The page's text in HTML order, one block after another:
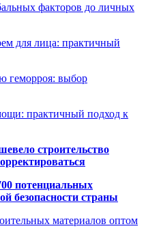
факторов до личных
для лица: практичный
геморроя: выбор
практичный подход к
строительство
потенциальных
безопасности страны
материалов оптом